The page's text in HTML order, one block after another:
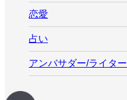
恋愛
占い
アンバサダー/ライター